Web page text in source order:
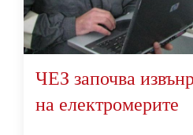
ЧЕЗ започва
на електромерите